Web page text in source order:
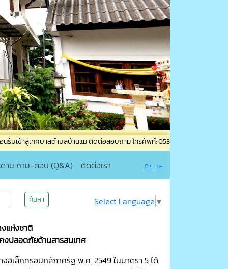
ลตำบลบ้านแม ติดต่อสอบถาม โทรศัพท์: 053-835965 โทรสาร: 053-835965 ต่
ดาน ถาม-ตอบ (Q&A) ติดต่อเรา ก+ ก-
ค้นหา Select Language ▼
แห่งชาติ
งปลอดภัยด้านสารสนเทศ
เล็กทรอนิกส์ภาครัฐ พ.ศ. 2549 ในมาตรา 5 ได้